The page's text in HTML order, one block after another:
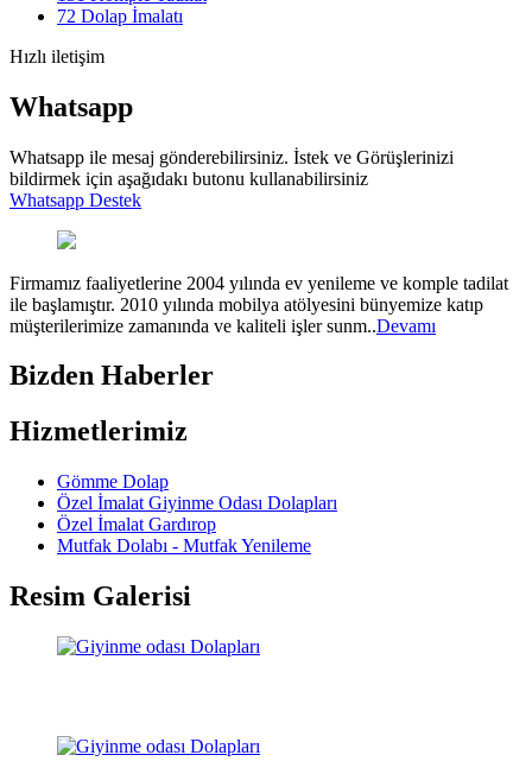
72 Dolap İmalatı
Hızlı iletişim
Whatsapp
Whatsapp ile mesaj gönderebilirsiniz. İstek ve Görüşlerinizi
bildirmek için aşağıdakı butonu kullanabilirsiniz
Whatsapp Destek
Firmamız faaliyetlerine 2004 yılında ev yenileme ve komple tadilat
ile başlamıştır. 2010 yılında mobilya atölyesini bünyemize katıp
müşterilerimize zamanında ve kaliteli işler sunm..Devamı
Bizden Haberler
Hizmetlerimiz
Gömme Dolap
Özel İmalat Giyinme Odası Dolapları
Özel İmalat Gardırop
Mutfak Dolabı - Mutfak Yenileme
Resim Galerisi